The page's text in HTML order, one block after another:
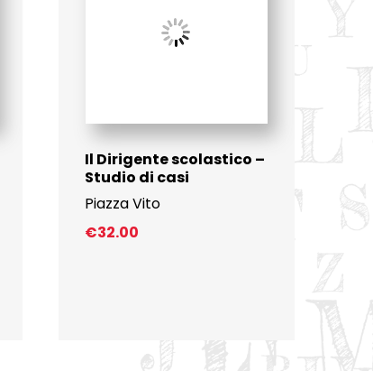
Il Dirigente scolastico –
Studio di casi
Piazza Vito
€32.00